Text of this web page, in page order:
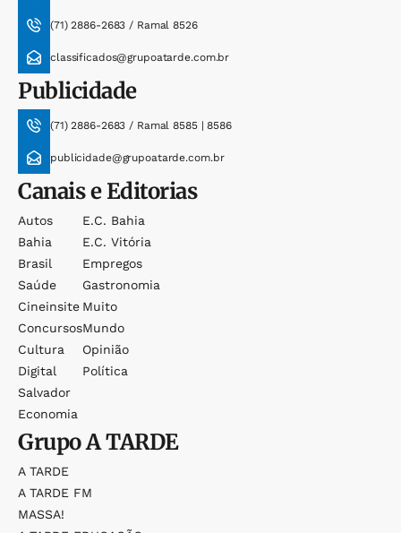
(71) 2886-2683 / Ramal 8526
classificados@grupoatarde.com.br
Publicidade
(71) 2886-2683 / Ramal 8585 | 8586
publicidade@grupoatarde.com.br
Canais e Editorias
Autos
Bahia
Brasil
Saúde
Cineinsite
Concursos
Cultura
Digital
Salvador
Economia
E.c. Bahia
E.c. Vitória
Empregos
Gastronomia
Muito
Mundo
Opinião
Política
GrupoA TARDE
A TARDE
A TARDE FM
MASSA!